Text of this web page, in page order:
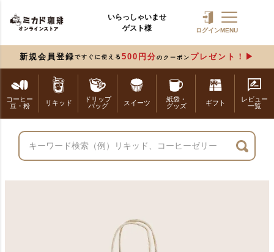
いらっしゃいませ
ゲスト様
ログインMENU
新規会員登録 ですぐに使える 500円分 のクーポン プレゼント！
コーヒー
豆・粉
リキッド
ドリップ
バッグ
スイーツ
紙袋・
グッズ
ギフト
レビュー
一覧